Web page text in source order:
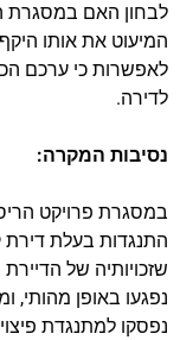
לבחון האם במסגרת
המיעוט את אותו
לאפשרות כי ערכם
לדירה.
נסיבות המקרה:
התנגדות בעלת
שזכויותיה של
נפגעו באופן מהותי,
נפסקו למתנגדת